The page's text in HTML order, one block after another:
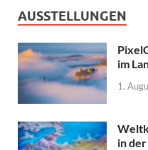
AUSSTELLUNGEN
im
1.
in